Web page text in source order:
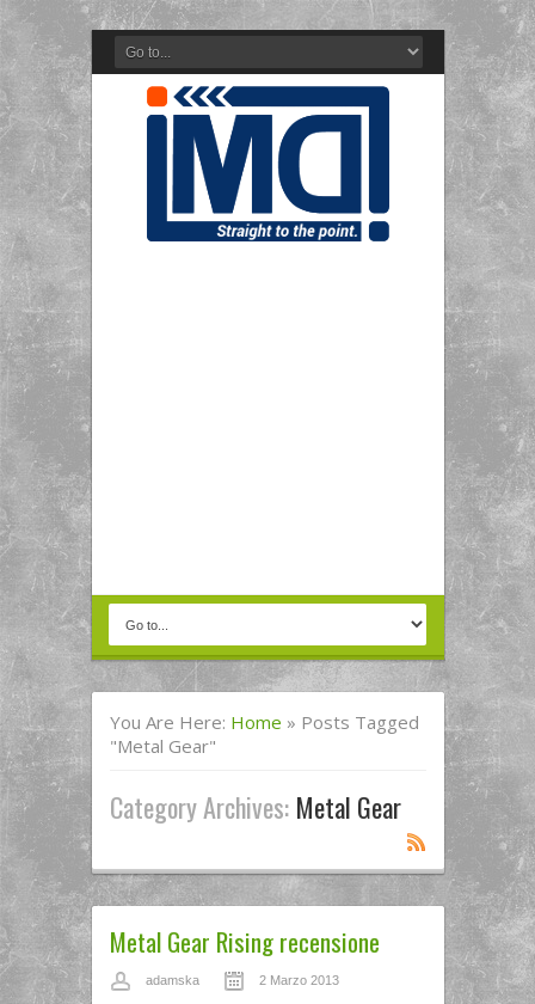
You Are Here: Home » Posts Tagged
"metal Gear"
Category Archives: Metal Gear
Metal Gear Rising recensione
adamska 2 Marzo 2013